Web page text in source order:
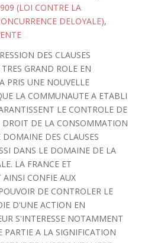
(LOI CONTRE LA
DELOYALE),
DES CLAUSES
GRAND ROLE EN
PRIS UNE NOUVELLE
LA COMMUNAUTE A ETABLI
LE CONTROLE DE
DE LA CONSOMMATION
DES CLAUSES
DANS LE DOMAINE DE LA
LA FRANCE ET
CONFIE AUX
DE CONTROLER LE
D'UNE ACTION EN
S'INTERESSE NOTAMMENT
PARTIE A LA SIGNIFICATION